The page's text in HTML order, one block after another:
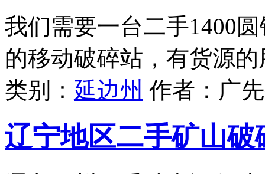
我们需要一台二手1400
的移动破碎站，有货源
类别： 延边州 作者： 广
辽宁地区二手矿山破